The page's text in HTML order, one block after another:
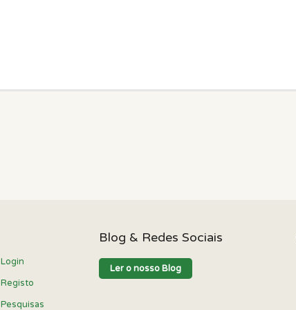
Login
Registo
Pesquisas
Blog & Redes Sociais
Ler o nosso Blog